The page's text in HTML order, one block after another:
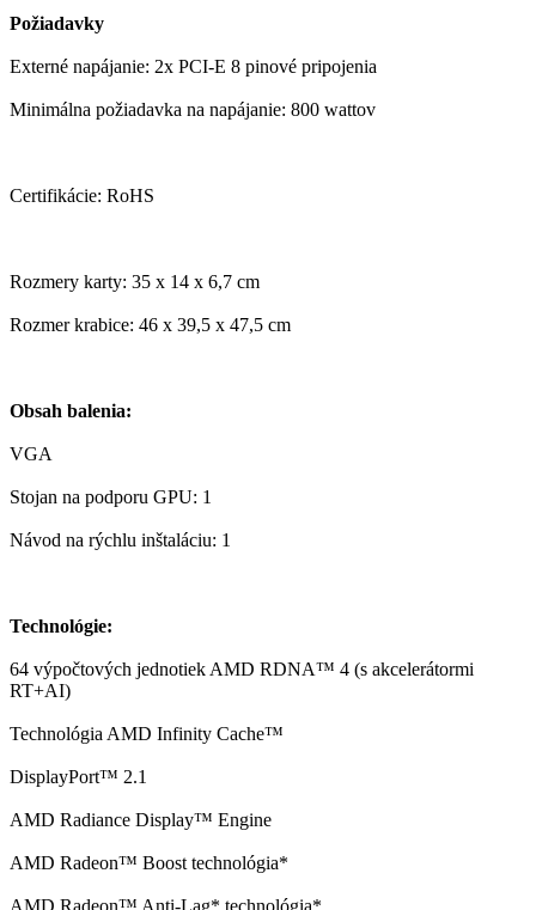
Požiadavky
Externé napájanie: 2x PCI-E 8 pinové pripojenia
Minimálna požiadavka na napájanie: 800 wattov
Certifikácie: RoHS
Rozmery karty: 35 x 14 x 6,7 cm
Rozmer krabice: 46 x 39,5 x 47,5 cm
Obsah balenia:
VGA
Stojan na podporu GPU: 1
Návod na rýchlu inštaláciu: 1
Technológie:
64 výpočtových jednotiek AMD RDNA™ 4 (s akcelerátormi
RT+AI)
Technológia AMD Infinity Cache™
DisplayPort™ 2.1
AMD Radiance Display™ Engine
AMD Radeon™ Boost technológia*